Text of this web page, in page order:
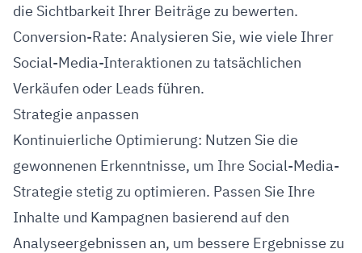
die Sichtbarkeit Ihrer Beiträge zu bewerten.
Conversion-Rate: Analysieren Sie, wie viele Ihrer
Social-Media-Interaktionen zu tatsächlichen
Verkäufen oder Leads führen.
Strategie anpassen
Kontinuierliche Optimierung: Nutzen Sie die
gewonnenen Erkenntnisse, um Ihre Social-Media-
Strategie stetig zu optimieren. Passen Sie Ihre
Inhalte und Kampagnen basierend auf den
Analyseergebnissen an, um bessere Ergebnisse zu